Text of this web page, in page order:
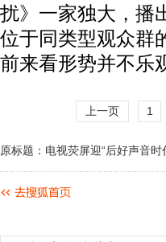
扰》一家独大，播
位于同类型观众群
前来看形势并不乐
上一页 1
原标题：电视荧屏迎“后好声音时